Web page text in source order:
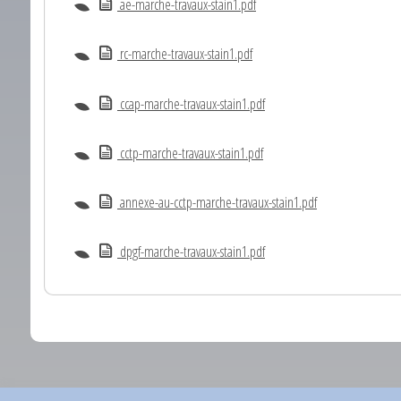
ae-marche-travaux-stain1.pdf
rc-marche-travaux-stain1.pdf
ccap-marche-travaux-stain1.pdf
cctp-marche-travaux-stain1.pdf
annexe-au-cctp-marche-travaux-stain1.pdf
dpgf-marche-travaux-stain1.pdf